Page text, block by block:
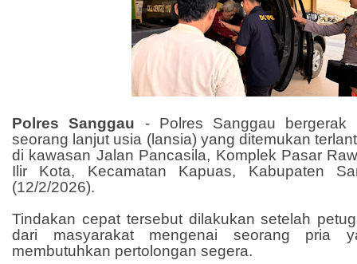
Polres Sanggau - Polres Sanggau bergerak
seorang lanjut usia (lansia) yang ditemukan
di kawasan Jalan Pancasila, Komplek Pasar
Ilir Kota, Kecamatan Kapuas, Kabupaten
(12/2/2026).
Tindakan cepat tersebut dilakukan setelah
dari masyarakat mengenai seorang pria
membutuhkan pertolongan segera.